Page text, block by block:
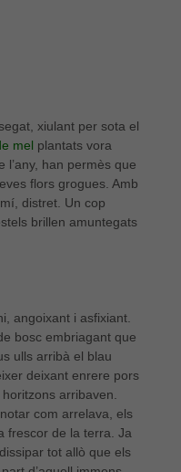
xiulant per sota el
mel plantats vora
l’any, han permès que
flors grogues. Amb
distret. Un cop
brillen amuntegats
angoixant i asfixiant.
bosc embriagant que
ulls arribà el blau
deixant enrere pors
arribaven.
com arrelava, els
frescor de la terra. Ja
tot allò que els